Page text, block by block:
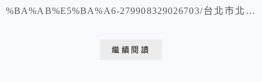
%BA%AB%E5%BA%A6-279908329026703/台北市北投
繼續閱讀